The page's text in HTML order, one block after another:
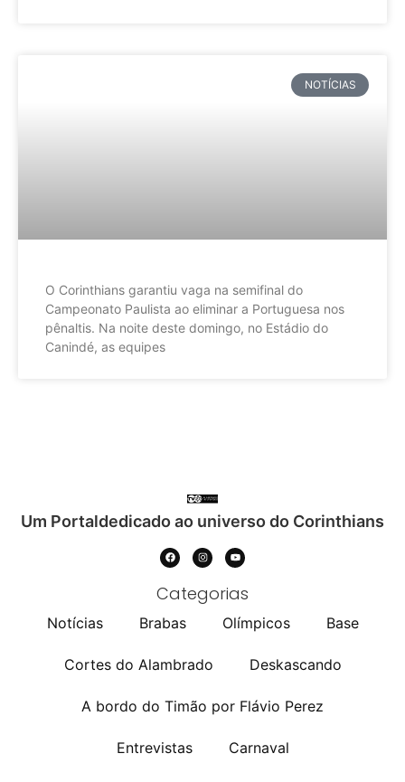
NOTÍCIAS
O Corinthians garantiu vaga na semifinal do
Campeonato Paulista ao eliminar a Portuguesa nos
pênaltis. Na noite deste domingo, no Estádio do
Canindé, as equipes
Um Portaldedicado ao universo do Corinthians
Categorias
Notícias Brabas Olímpicos Base
Cortes do Alambrado Deskascando
A bordo do Timão por Flávio Perez
Entrevistas Carnaval